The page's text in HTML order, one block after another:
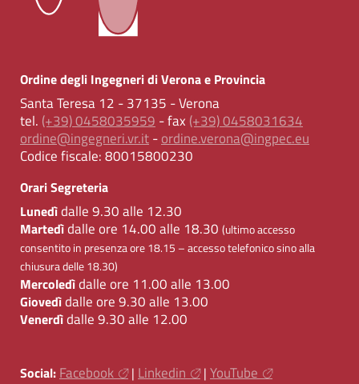
Ordine degli Ingegneri di Verona e Provincia
Santa Teresa 12 - 37135 - Verona
tel. (+39) 0458035959 - fax (+39) 0458031634
ordine@ingegneri.vr.it-ordine.verona@ingpec.eu
Codice fiscale:80015800230
Orari Segreteria
Lunedìdalle 9.30 alle 12.30
Martedìdalle ore 14.00 alle 18.30 (ultimo accesso
consentito in presenza ore 18.15 – accesso telefonico sino alla
chiusura delle 18.30)
Mercoledìdalle ore 11.00 alle 13.00
Giovedìdalle ore 9.30 alle 13.00
Venerdìdalle 9.30 alle 12.00
Social: Facebook | Linkedin | YouTube